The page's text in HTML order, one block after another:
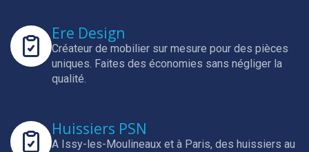
Ere Design
Créateur de mobilier sur mesure pour des pièces
uniques. Faites des économies sans négliger la
qualité.
Huissiers PSN
A Issy-les-Moulineaux et à Paris, des huissiers au